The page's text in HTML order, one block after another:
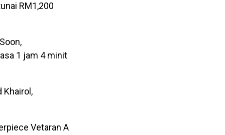
RM1,200
1 jam 4 minit
Khairol,
Vetaran A